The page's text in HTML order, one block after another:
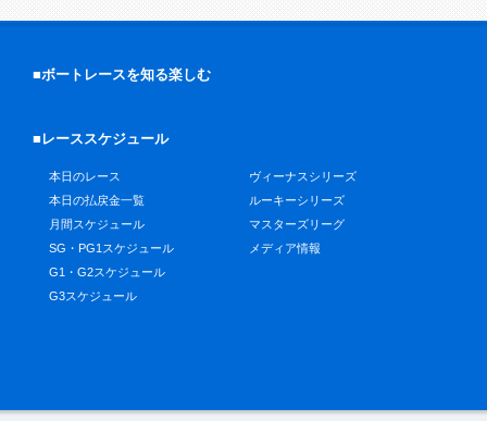
■ボートレースを知る楽しむ
■レーススケジュール
本日のレース
本日の払戻金一覧
月間スケジュール
SG・PG1スケジュール
G1・G2スケジュール
G3スケジュール
ヴィーナスシリーズ
ルーキーシリーズ
マスターズリーグ
メディア情報